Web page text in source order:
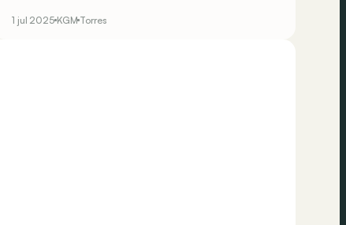
1 jul 2025 KGM Torres